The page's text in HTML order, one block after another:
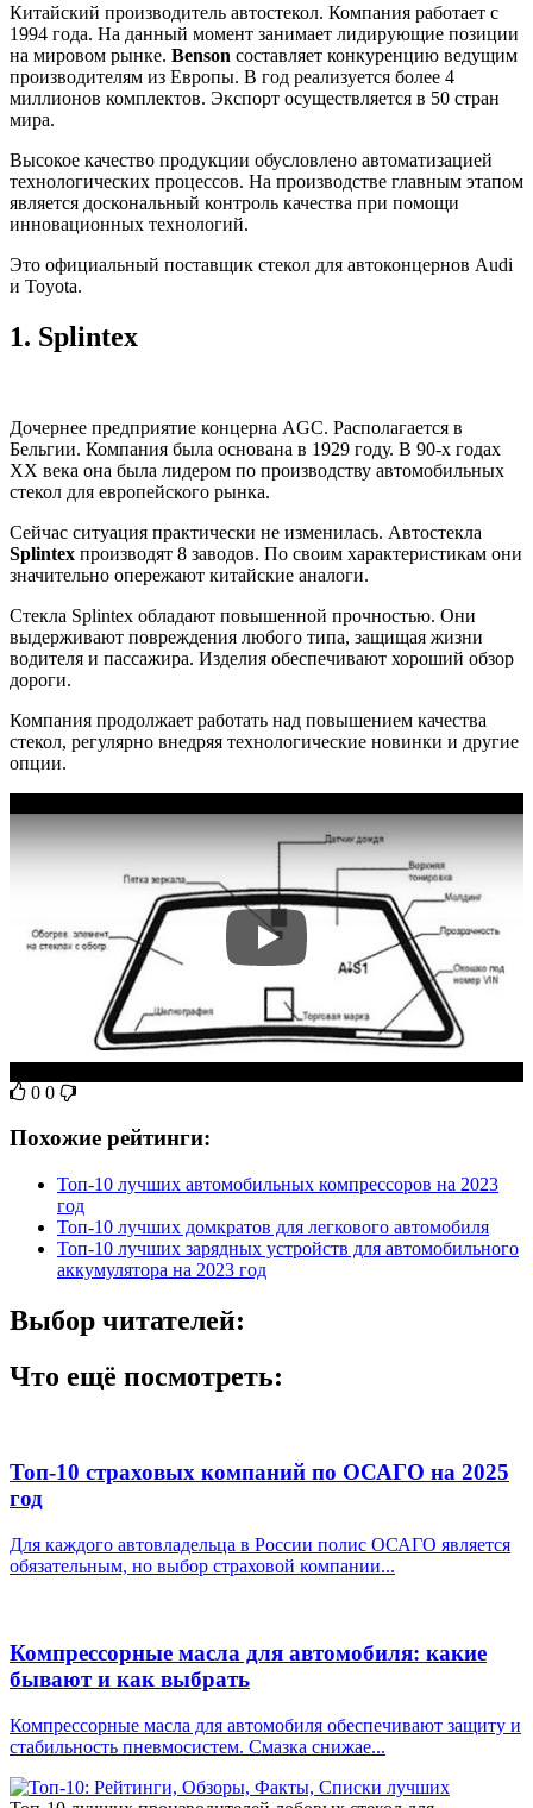
Китайский производитель автостекол. Компания работает с
1994 года. На данный момент занимает лидирующие позиции
на мировом рынке. Benson составляет конкуренцию ведущим
производителям из Европы. В год реализуется более 4
миллионов комплектов. Экспорт осуществляется в 50 стран
мира.
Высокое качество продукции обусловлено автоматизацией
технологических процессов. На производстве главным этапом
является доскональный контроль качества при помощи
инновационных технологий.
Это официальный поставщик стекол для автоконцернов Audi
и Toyota.
1. Splintex
Дочернее предприятие концерна AGC. Располагается в
Бельгии. Компания была основана в 1929 году. В 90-х годах
ХХ века она была лидером по производству автомобильных
стекол для европейского рынка.
Сейчас ситуация практически не изменилась. Автостекла
Splintex производят 8 заводов. По своим характеристикам они
значительно опережают китайские аналоги.
Стекла Splintex обладают повышенной прочностью. Они
выдерживают повреждения любого типа, защищая жизни
водителя и пассажира. Изделия обеспечивают хороший обзор
дороги.
Компания продолжает работать над повышением качества
стекол, регулярно внедряя технологические новинки и другие
опции.
0 0
Похожие рейтинги:
Топ-10 лучших автомобильных компрессоров на 2023
год
Топ-10 лучших домкратов для легкового автомобиля
Топ-10 лучших зарядных устройств для автомобильного
аккумулятора на 2023 год
Выбор читателей:
Что ещё посмотреть:
Топ-10 страховых компаний по ОСАГО на 2025
год
Для каждого автовладельца в России полис ОСАГО является
обязательным, но выбор страховой компании...
Компрессорные масла для автомобиля: какие
бывают и как выбрать
Компрессорные масла для автомобиля обеспечивают защиту и
стабильность пневмосистем. Смазка снижае...